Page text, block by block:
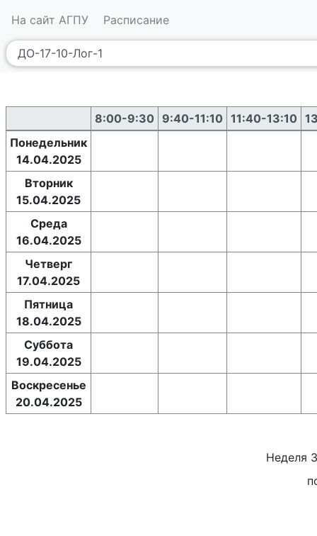
На сайт АГПУ Расписание
8:00-9:30 9:40-11:10 11:40-13:10
Понедельник
14.04.2025
Вторник
15.04.2025
Среда
16.04.2025
Четверг
17.04.2025
Пятница
18.04.2025
Суббота
19.04.2025
Воскресенье
20.04.2025
Неделя